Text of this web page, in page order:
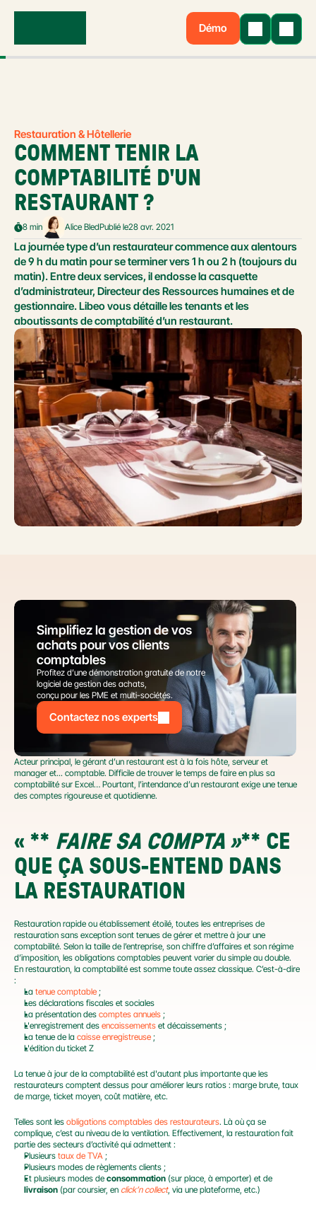
Démo
Restauration & Hôtellerie
COMMENT TENIR LA
COMPTABILITÉ D'UN
RESTAURANT ?
8 min Alice BledPublié le28 avr. 2021
La journée type d’un restaurateur commence aux alentours
de 9 h du matin pour se terminer vers 1 h ou 2 h (toujours du
matin). Entre deux services, il endosse la casquette
d’administrateur, Directeur des Ressources humaines et de
gestionnaire. Libeo vous détaille les tenants et les
aboutissants de comptabilité d’un restaurant.
Simplifiez la gestion de vos
achats pour vos clients
comptables
Profitez d’une démonstration gratuite de notre
logiciel de gestion des achats,
conçu pour les PME et multi-sociétés.
Contactez nos experts
Acteur principal, le gérant d’un restaurant est à la fois hôte, serveur et
manager et... comptable. Difficile de trouver le temps de faire en plus sa
comptabilité sur Excel… Pourtant, l’intendance d’un restaurant exige une tenue
des comptes rigoureuse et quotidienne.
« ** FAIRE SA COMPTA »** CE
QUE ÇA SOUS-ENTEND DANS
LA RESTAURATION
Restauration rapide ou établissement étoilé, toutes les entreprises de
restauration sans exception sont tenues de gérer et mettre à jour une
comptabilité. Selon la taille de l’entreprise, son chiffre d’affaires et son régime
d’imposition, les obligations comptables peuvent varier du simple au double.
En restauration, la comptabilité est somme toute assez classique. C’est-à-dire
:
La tenue comptable ;
Les déclarations fiscales et sociales
La présentation des comptes annuels ;
L'enregistrement des encaissements et décaissements ;
La tenue de la caisse enregistreuse ;
L'édition du ticket Z
La tenue à jour de la comptabilité est d'autant plus importante que les
restaurateurs comptent dessus pour améliorer leurs ratios : marge brute, taux
de marge, ticket moyen, coût matière, etc.
Telles sont les obligations comptables des restaurateurs. Là où ça se
complique, c’est au niveau de la ventilation. Effectivement, la restauration fait
partie des secteurs d’activité qui admettent :
Plusieurs taux de TVA ;
Plusieurs modes de règlements clients ;
Et plusieurs modes de consommation
livraison (par coursier, en click’n collect, via une plateforme, etc.)